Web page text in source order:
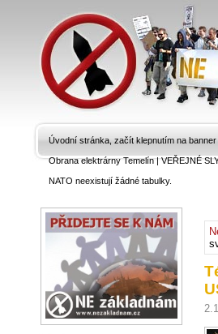
Úvodní stránka, začít klepnutím na banner
Obrana elektrárny Temelín|VEŘEJNÉ
NATO neexistují žádné tabulky.